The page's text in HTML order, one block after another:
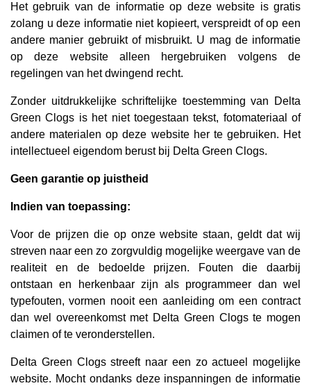
Het gebruik van de informatie op deze website is gratis
zolang u deze informatie niet kopieert, verspreidt of op een
andere manier gebruikt of misbruikt. U mag de informatie
op deze website alleen hergebruiken volgens de
regelingen van het dwingend recht.
Zonder uitdrukkelijke schriftelijke toestemming van Delta
Green Clogs is het niet toegestaan tekst, fotomateriaal of
andere materialen op deze website her te gebruiken. Het
intellectueel eigendom berust bij Delta Green Clogs.
Geen garantie op juistheid
Indien van toepassing:
Voor de prijzen die op onze website staan, geldt dat wij
streven naar een zo zorgvuldig mogelijke weergave van de
realiteit en de bedoelde prijzen. Fouten die daarbij
ontstaan en herkenbaar zijn als programmeer dan wel
typefouten, vormen nooit een aanleiding om een contract
dan wel overeenkomst met Delta Green Clogs te mogen
claimen of te veronderstellen.
Delta Green Clogs streeft naar een zo actueel mogelijke
website. Mocht ondanks deze inspanningen de informatie